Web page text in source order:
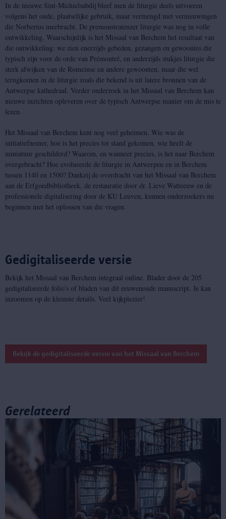
In de nieuwe Sint-Michielsabdij bleef men de liturgie deels uitvoeren
volgens het oude, plaatselijke gebruik, maar vermengd met vernieuwingen
die Norbertus meebracht. De premonstratenzer liturgie was nog in volle
ontwikkeling. Waarschijnlijk is het Missaal van Berchem het resultaat van
die ontwikkeling: we zien enerzijds gebeden, gezangen en gewoontes die
typisch zijn voor de orde van Prémontré, en anderzijds stukjes liturgie die
sterk afwijken van de Romeinse en andere gewoonten, maar die wel
terugkomen in de liturgie zoals die bekend is uit latere bronnen van de
Antwerpse kathedraal. Verder onderzoek in het Missaal van Berchem kan
nieuwe inzichten opleveren over de typisch Antwerpse manier om de mis te
lezen.
Het Missaal van Berchem kent nog veel geheimen. Wie was de
initiatiefnemer, hoe is het precies tot stand gekomen, wie heeft de
miniatuur geschilderd? Waarom, en wanneer precies, is het naar Berchem
overgebracht? Hoe evolueerde de liturgie in Antwerpen en in Berchem
tussen 1140 en 1500? Dankzij de overdracht van het Missaal van Berchem
aan de Erfgoedbibliotheek, de restauratie door dr. Lieve Watteeuw en de
professionele digitalisering door de KU Leuven, kunnen onderzoekers nu
beginnen met het oplossen van die vragen.
Gedigitaliseerde versie
Bekijk het Missaal van Berchem integraal online. Blader door de 205
gedigitaliseerde folio's of bladen van dit eeuwenoude manuscript. Je kan
inzoomen op de kleinste details. Veel kijkplezier!
Bekijk de gedigitaliseerde versie van het Missaal van Berchem
Gerelateerd